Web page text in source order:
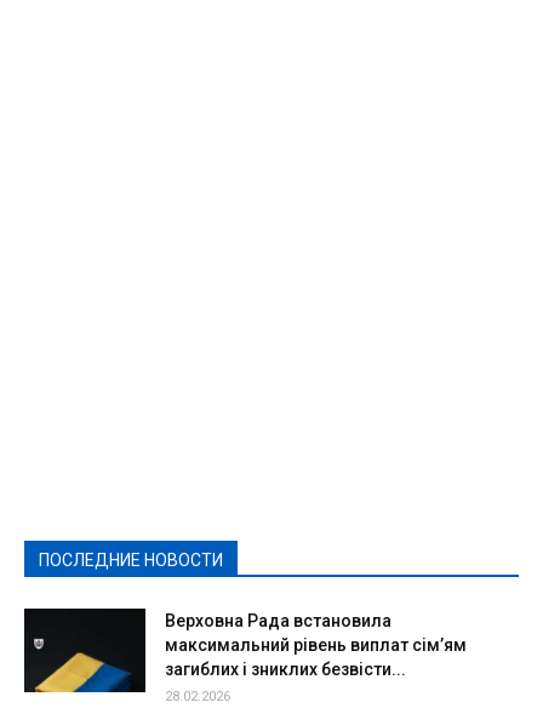
ПОСЛЕДНИЕ НОВОСТИ
Верховна Рада встановила
максимальний рівень виплат сім’ям
загиблих і зниклих безвісти...
28.02.2026